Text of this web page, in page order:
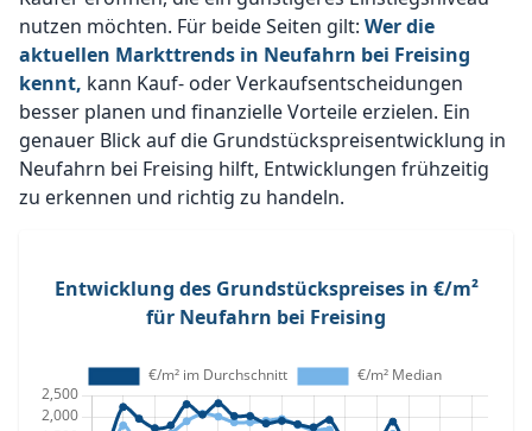
nutzen möchten. Für beide Seiten gilt: Wer die
aktuellen Markttrends in Neufahrn bei Freising
kennt, kann Kauf- oder Verkaufsentscheidungen
besser planen und finanzielle Vorteile erzielen. Ein
genauer Blick auf die Grundstückspreisentwicklung in
Neufahrn bei Freising hilft, Entwicklungen frühzeitig
zu erkennen und richtig zu handeln.
Entwicklung des Grundstückspreises in €/m²
für Neufahrn bei Freising